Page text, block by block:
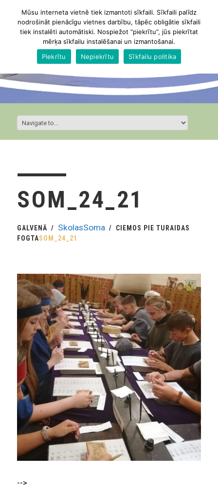
SOM_24_21
GALVENĀ SkolasSoma
CIEMOS PIE TURAIDAS
FOGTASOM_24_21
-->
Mūsu interneta vietnē tiek izmantoti sīkfaili. Sīkfaili palīdz
nodrošināt pienācīgu vietnes darbību, tāpēc obligātie sīkfaili
tiek instalēti automātiski. Nospiežot “piekrītu”, jūs piekrītat
mērķa sīkfailu instalēšanai un izmantošanai.
Piekrītu
Nepiekrītu Sīkfailu politika